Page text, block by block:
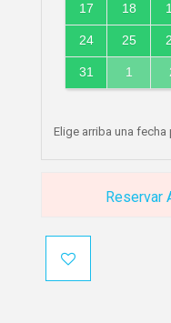
17 18
24 25
31 1
Elige arriba una
Reservar